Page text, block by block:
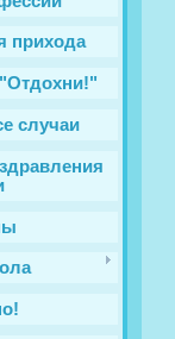
прихода
случаи